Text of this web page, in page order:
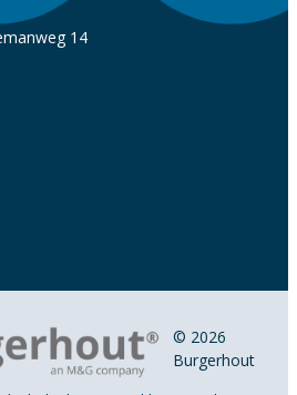
14
© 2026
Burgerhout